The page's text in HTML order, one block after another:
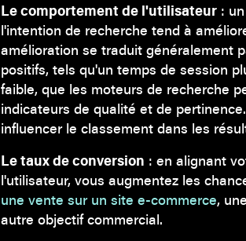
Le comportement de l'utilisateur :
l'intention de recherche tend à
amélioration se traduit généralement
positifs, tels qu'un temps de session
faible, que les moteurs de recherche
indicateurs de qualité et de
influencer le classement dans les
Le taux de conversion : en alignant
l'utilisateur, vous augmentez les
une vente sur un site e-commerce,
autre objectif commercial.